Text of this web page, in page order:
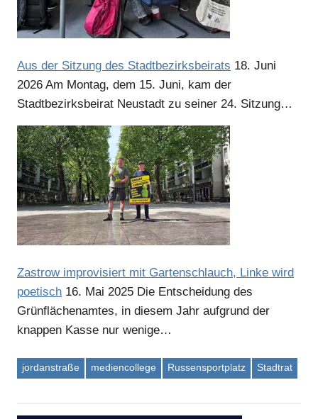
Aus der Sitzung des Stadtbezirksbeirats 18. Juni
2026 Am Montag, dem 15. Juni, kam der
Stadtbezirksbeirat Neustadt zu seiner 24. Sitzung…
Zastrow improvisiert mit Gartenschlauch, Linke wird
poetisch 16. Mai 2025 Die Entscheidung des
Grünflächenamtes, in diesem Jahr aufgrund der
knappen Kasse nur wenige…
jordanstraße mediencollege Russensportplatz Stadtrat